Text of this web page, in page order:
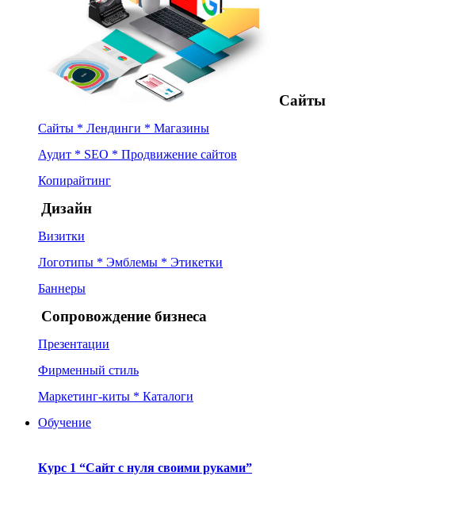
Сайты
Сайты * Лендинги * Магазины
Аудит * SEO * Продвижение сайтов
Копирайтинг
Дизайн
Визитки
Логотипы * Эмблемы * Этикетки
Баннеры
Сопровождение бизнеса
Презентации
Фирменный стиль
Маркетинг-киты * Каталоги
Обучение
Курс 1 “Сайт с нуля своими руками”